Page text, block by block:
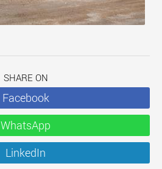
SHARE ON
Facebook
WhatsApp
LinkedIn